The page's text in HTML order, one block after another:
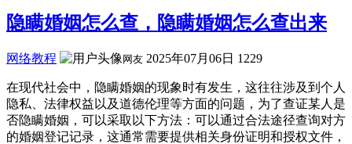
隐瞒婚姻怎么查，隐瞒婚姻怎么查出来
网络教程 网友 2025年07月06日 1229
在现代社会中，隐瞒婚姻的现象时有发生，这往往涉及到个人
隐私、法律权益以及道德伦理等方面的问题，为了查证某人是
否隐瞒婚姻，可以采取以下方法：可以通过合法途径查询对方
的婚姻登记记录，这通常需要提供相关身份证明和授权文件，